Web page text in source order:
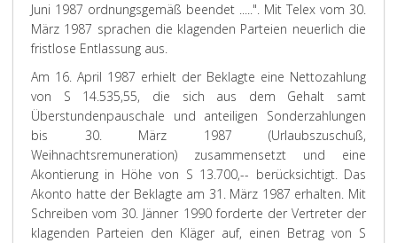
Juni 1987 ordnungsgemäß beendet .....". Mit Telex vom 30.
März 1987 sprachen die klagenden Parteien neuerlich die
fristlose Entlassung aus.
Am 16. April 1987 erhielt der Beklagte eine Nettozahlung
von S 14.535,55, die sich aus dem Gehalt samt
Überstundenpauschale und anteiligen Sonderzahlungen
bis 30. März 1987 (Urlaubszuschuß,
Weihnachtsremuneration) zusammensetzt und eine
Akontierung in Höhe von S 13.700,-- berücksichtigt. Das
Akonto hatte der Beklagte am 31. März 1987 erhalten. Mit
Schreiben vom 30. Jänner 1990 forderte der Vertreter der
klagenden Parteien den Kläger auf, einen Betrag von S